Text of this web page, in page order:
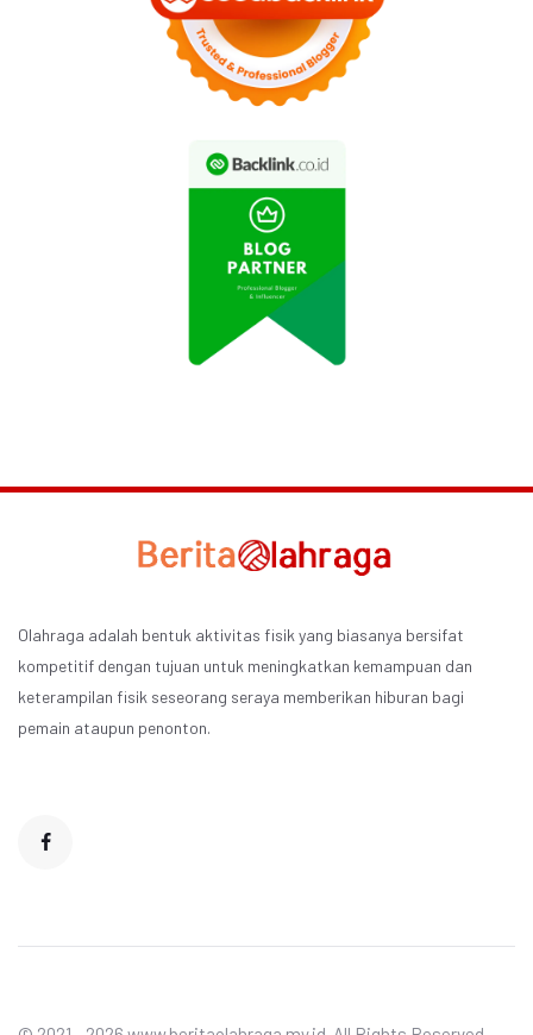
Olahraga adalah bentuk aktivitas fisik yang biasanya bersifat
kompetitif dengan tujuan untuk meningkatkan kemampuan dan
keterampilan fisik seseorang seraya memberikan hiburan bagi
pemain ataupun penonton.